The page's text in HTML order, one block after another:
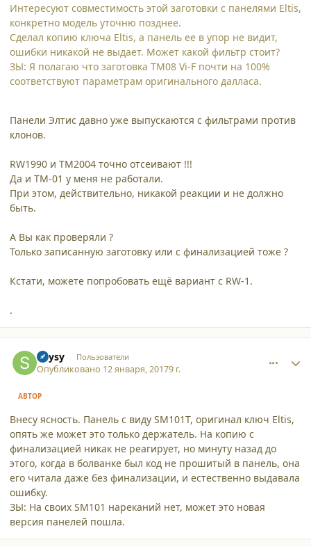
Интересуют совместимость этой заготовки с панелями Eltis,
конкретно модель уточню позднее.
Сделал копию ключа Eltis, а панель ее в упор не видит,
ошибки никакой не выдает. Может какой фильтр стоит?
ЗЫ: Я полагаю что заготовка ТМ08 Vi-F почти на 100%
соответствуют параметрам оригинального далласа.
Панели Элтис давно уже выпускаются с фильтрами против
клонов.
RW1990 и TM2004 точно отсеивают !!!
Да и ТМ-01 у меня не работали.
При этом, действительно, никакой реакции и не должно
быть.
А Вы как проверяли ?
Только записанную заготовку или с финализацией тоже ?
Кстати, можете попробовать ещё вариант с RW-1.
.
Skysy Пользователи
Опубликовано 12 января, 20179 г.
АВТОР
Внесу ясность. Панель с виду SM101T, оригинал ключ Eltis,
опять же может это только держатель. На копию с
финализацией никак не реагирует, но минуту назад до
этого, когда в болванке был код не прошитый в панель, она
его читала даже без финализации, и естественно выдавала
ошибку.
ЗЫ: На своих SM101 нареканий нет, может это новая
версия панелей пошла.